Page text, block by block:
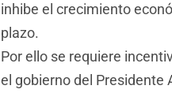
inhibe el crecimiento
plazo.
Por ello se requiere
el gobierno del Presidente